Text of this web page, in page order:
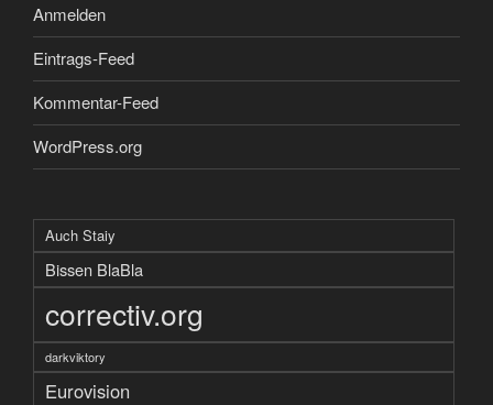
Anmelden
Eintrags-Feed
Kommentar-Feed
WordPress.org
Auch Staiy
Bissen BlaBla
correctiv.org
darkviktory
Eurovision